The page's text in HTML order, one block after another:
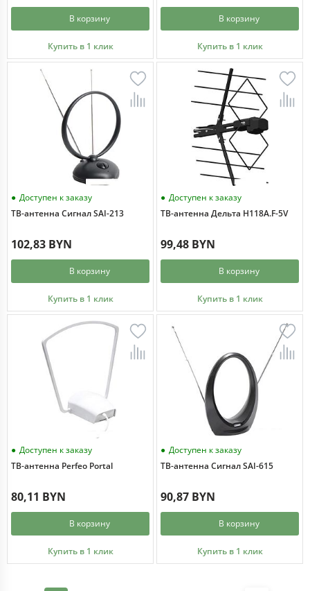
В корзину
Купить в 1 клик
В корзину
Купить в 1 клик
Доступен к заказу
ТВ-антенна Сигнал SAI-213
102,83 BYN
В корзину
Купить в 1 клик
Доступен к заказу
ТВ-антенна Дельта Н118A.F-5V
99,48 BYN
В корзину
Купить в 1 клик
Доступен к заказу
ТВ-антенна Perfeo Portal
80,11 BYN
В корзину
Купить в 1 клик
Доступен к заказу
ТВ-антенна Сигнал SAI-615
90,87 BYN
В корзину
Купить в 1 клик